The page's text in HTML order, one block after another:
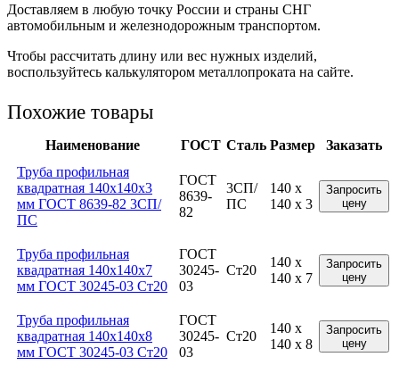
Доставляем в любую точку России и страны СНГ
автомобильным и железнодорожным транспортом.
Чтобы рассчитать длину или вес нужных изделий,
воспользуйтесь калькулятором металлопроката на сайте.
Похожие товары
Наименование ГОСТ Сталь Размер
Заказать
Труба профильная
квадратная 140x140x3
мм ГОСТ 8639-82 3СП/
ПС
ГОСТ
8639-
82
3СП/
ПС
140 x
140 x 3
Запросить
цену
Труба профильная
квадратная 140x140x7
мм ГОСТ 30245-03 Ст20
ГОСТ
30245-
03
Ст20
140 x
140 x 7
Запросить
цену
Труба профильная
квадратная 140x140x8
мм ГОСТ 30245-03 Ст20
ГОСТ
30245-
03
Ст20
140 x
140 x 8
Запросить
цену